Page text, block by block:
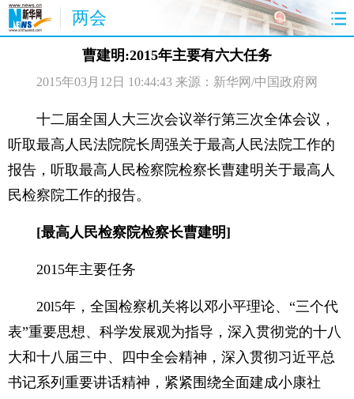
两会
聚焦 最新报道
视频 特稿 授权发布 直播
访谈 炫数据 图片 思客
曹建明:2015年主要有六大任务
2015年03月12日 10:44:43 来源：新华网/中国政府网
十二届全国人大三次会议举行第三次全体会议，
听取最高人民法院院长周强关于最高人民法院工作的
报告，听取最高人民检察院检察长曹建明关于最高人
民检察院工作的报告。
[最高人民检察院检察长曹建明]
2015年主要任务
20l5年，全国检察机关将以邓小平理论、“三个代
表”重要思想、科学发展观为指导，深入贯彻党的十八
大和十八届三中、四中全会精神，深入贯彻习近平总
书记系列重要讲话精神，紧紧围绕全面建成小康社